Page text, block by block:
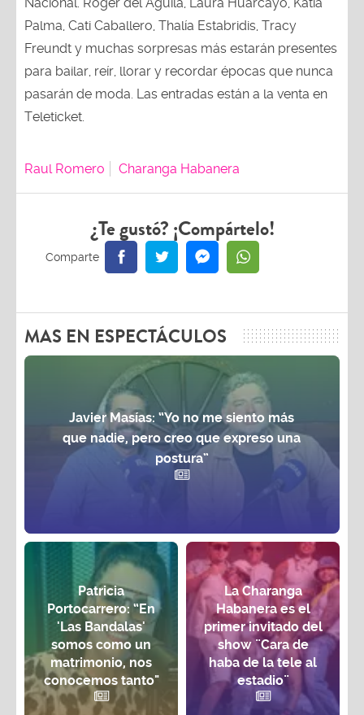
Palma, Cati Caballero, Thalía Estabridis, Tracy
Freundt y muchas sorpresas más estarán presentes
para bailar, reír, llorar y recordar épocas que nunca
pasarán de moda. Las entradas están a la venta en
Teleticket.
Raul Romero Charanga Habanera
¿Te gustó? ¡Compártelo!
MAS EN ESPECTÁCULOS
Javier Masías: “Yo no me siento más
que nadie, pero creo que expreso una
postura”
Patricia
Portocarrero: “En
'Las Bandalas'
somos como un
matrimonio, nos
conocemos tanto"
La Charanga
Habanera es el
primer invitado del
show ¨Cara de
haba de la tele al
estadio¨